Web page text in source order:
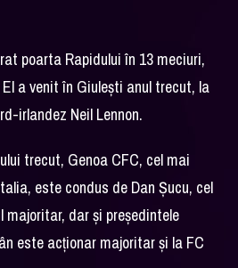
poarta Rapidului în 13 meciuri,
a venit în Giulești anul trecut, la
irlandez Neil Lennon.
trecut, Genoa CFC, cel mai
este condus de Dan Șucu, cel
majoritar, dar și președintele
este acționar majoritar și la FC